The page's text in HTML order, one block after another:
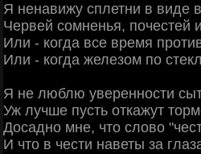
Я ненавижу сплетни в виде
Червей сомненья, почестей
Или - когда все время
Или - когда железом по
Я не люблю уверенности
Уж лучше пусть откажут
Досадно мне, что слово
И что в чести наветы за